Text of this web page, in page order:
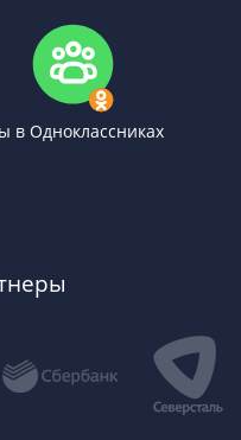
в Одноклассниках